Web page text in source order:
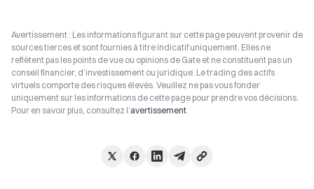
Avertissement : Les informations figurant sur cette page peuvent provenir de
sources tierces et sont fournies à titre indicatif uniquement. Elles ne
reflètent pas les points de vue ou opinions de Gate et ne constituent pas un
conseil financier, d’investissement ou juridique. Le trading des actifs
virtuels comporte des risques élevés. Veuillez ne pas vous fonder
uniquement sur les informations de cette page pour prendre vos décisions.
Pour en savoir plus, consultez l’avertissement.